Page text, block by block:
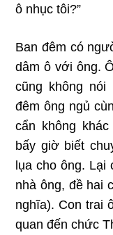
ô nhục tôi?”
Ban đêm có
dâm ô với ông.
cũng không
đêm ông ngủ
cẩn không
bấy giờ biết
lụa cho ông. Lại
nhà ông, đề hai
nghĩa). Con trai
quan đến chức